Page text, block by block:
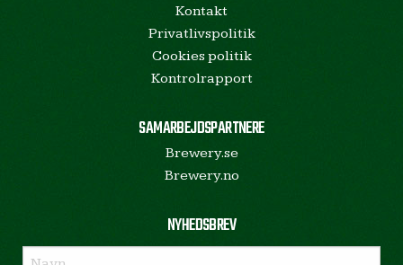
Kontakt
Privatlivspolitik
Cookies politik
Kontrolrapport
SAMARBEJDSPARTNERE
Brewery.se
Brewery.no
NYHEDSBREV